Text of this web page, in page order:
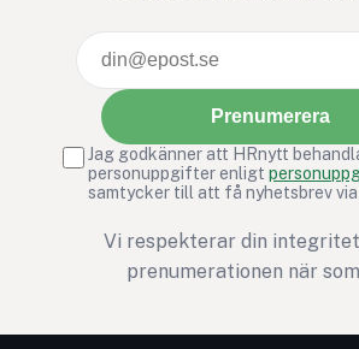
Prenumerera
Jag godkänner att HRnytt
personuppgifter enligt
samtycker till att få nyhetsbrev
Vi respekterar din
prenumerationen när